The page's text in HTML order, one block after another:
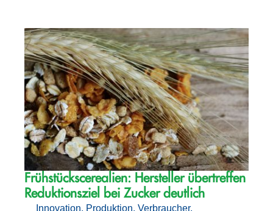
Frühstückscerealien: Hersteller übertreffen
Reduktionsziel bei Zucker deutlich
Innovation, Produktion, Verbraucher,